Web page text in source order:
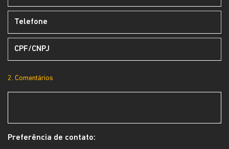
2. Comentários
Preferência de contato: